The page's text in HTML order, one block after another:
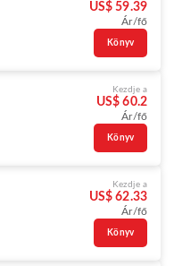
US$ 59.39
Ár/fő
Könyv
Kezdje a
US$ 60.2
Ár/fő
Könyv
Kezdje a
US$ 62.33
Ár/fő
Könyv